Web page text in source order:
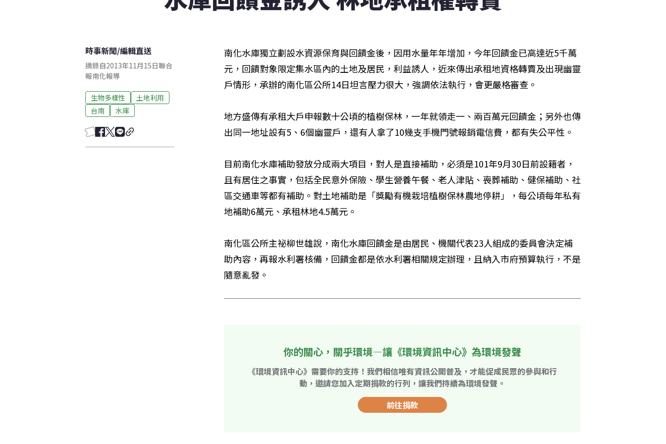
時事新聞/編輯直送
摘錄自2013年11月15日聯合
報南化報導
生物多樣性
土地利用
台南
水庫
南化水庫獨立劃設水資源保育與回饋金後，因用水量年年增加，今年回饋金已高達近5千萬
元，回饋對象限定集水區內的土地及居民，利益誘人，近來傳出承租地資格轉賣及出現幽靈
戶情形，承辦的南化區公所14日坦言壓力很大，強調依法執行，會更嚴格審查。
地方盛傳有承租大戶申報數十公頃的植樹保林，一年就領走一、兩百萬元回饋金；另外也傳
出同一地址設有5、6個幽靈戶，還有人拿了10幾支手機門號報銷電信費，都有失公平性。
目前南化水庫補助發放分成兩大項目，對人是直接補助，必須是101年9月30日前設籍者，
且有居住之事實，包括全民意外保險、學生營養午餐、老人津貼、喪葬補助、健保補助、社
區交通車等都有補助。對土地補助是「獎勵有機栽培植樹保林農地停耕」，每公頃每年私有
地補助6萬元、承租林地4.5萬元。
南化區公所主祕柳世雄說，南化水庫回饋金是由居民、機關代表23人組成的委員會決定補
助內容，再報水利署核備，回饋金都是依水利署相關規定辦理，且納入市府預算執行，不是
隨意亂發。
你的關心，關乎環境—讓《環境資訊中心》為環境發聲
《環境資訊中心》需要你的支持！我們相信唯有資訊公開普及，才能促成民眾的參與和行
動，邀請您加入定期捐款的行列，讓我們持續為環境發聲。
前往捐款